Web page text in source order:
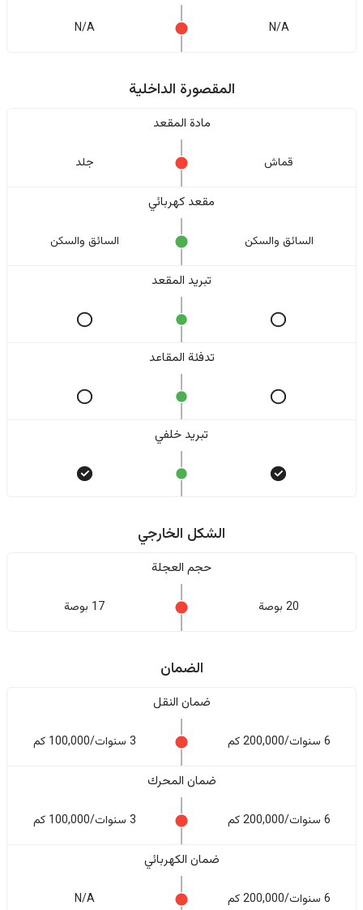
N/A
N/A
المقصورة الداخلية
مادة المقعد
قماش جلد
مقعد كهربائي
السائق والسکن السائق والسکن
تبريد المقعد
تدفئة المقاعد
تبريد خلفي
الشكل الخارجي
حجم العجلة
20 بوصة 17 بوصة
الضمان
ضمان النقل
6 سنوات/200,000 كم 3 سنوات/100,000 كم
ضمان المحرك
6 سنوات/200,000 كم 3 سنوات/100,000 كم
ضمان الكهربائي
6 سنوات/200,000 كم N/A